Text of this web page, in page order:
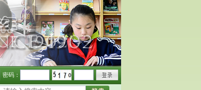
密码：